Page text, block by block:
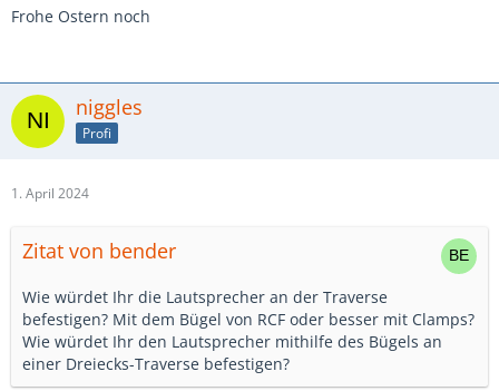
Frohe Ostern noch
niggles
Profi
1. April 2024
Zitat von bender
Wie würdet Ihr die Lautsprecher an der Traverse
befestigen? Mit dem Bügel von RCF oder besser mit Clamps?
Wie würdet Ihr den Lautsprecher mithilfe des Bügels an
einer Dreiecks-Traverse befestigen?